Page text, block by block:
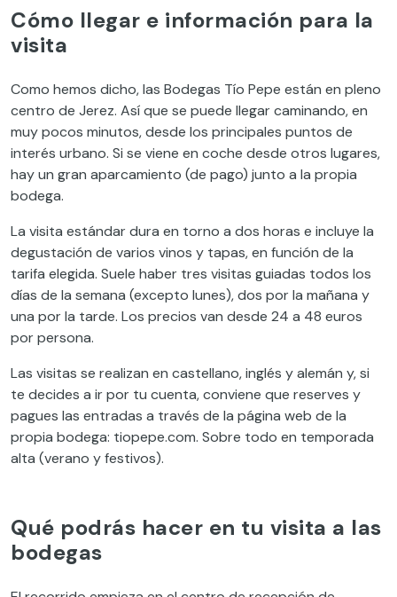
Cómo llegar e información para la
visita
Como hemos dicho, las Bodegas Tío Pepe están en pleno
centro de Jerez. Así que se puede llegar caminando, en
muy pocos minutos, desde los principales puntos de
interés urbano. Si se viene en coche desde otros lugares,
hay un gran aparcamiento (de pago) junto a la propia
bodega.
La visita estándar dura en torno a dos horas e incluye la
degustación de varios vinos y tapas, en función de la
tarifa elegida. Suele haber tres visitas guiadas todos los
días de la semana (excepto lunes), dos por la mañana y
una por la tarde. Los precios van desde 24 a 48 euros
por persona.
Las visitas se realizan en castellano, inglés y alemán y, si
te decides a ir por tu cuenta, conviene que reserves y
pagues las entradas a través de la página web de la
propia bodega: tiopepe.com. Sobre todo en temporada
alta (verano y festivos).
Qué podrás hacer en tu visita a las
bodegas